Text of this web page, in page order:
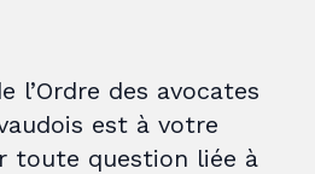
l’Ordre des avocates
est à votre
toute question liée à